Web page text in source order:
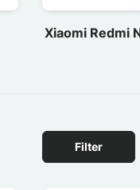
Xiaomi Redmi
Filter